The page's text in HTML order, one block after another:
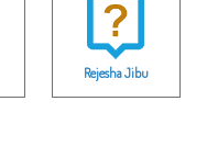
Rejesha Jibu